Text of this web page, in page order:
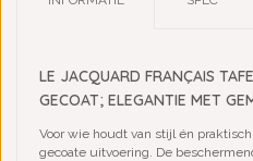
LE JACQUARD FRANÇAIS
GECOAT; ELEGANTIE MET
Voor wie houdt van stijl én
gecoate uitvoering. De